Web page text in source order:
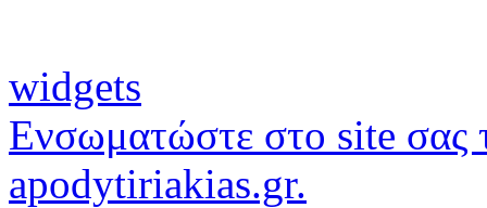
widgets
Ενσωματώστε στο site σας
apodytiriakias.gr.